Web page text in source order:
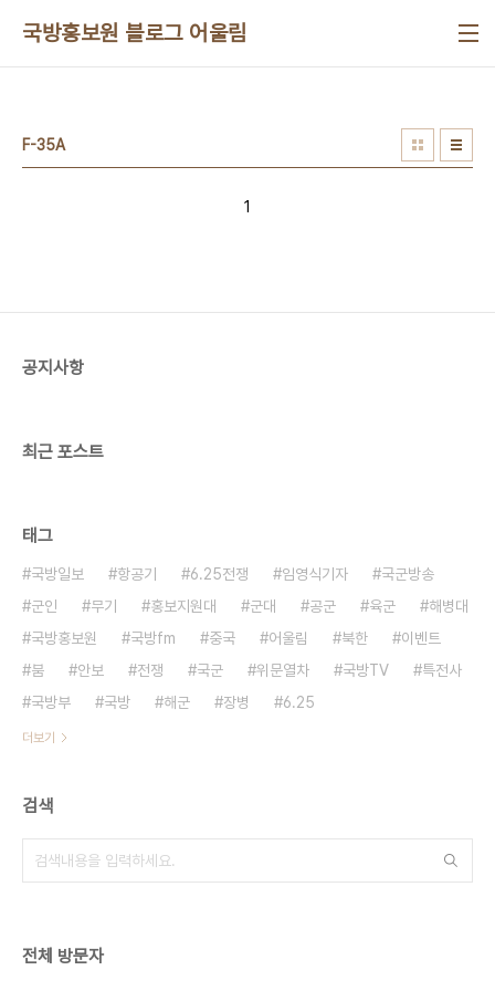
국방홍보원 블로그 어울림
F-35A
1
공지사항
최근 포스트
태그
국방일보 항공기 6.25전쟁 임영식기자
국군방송
군인
무기 홍보지원대 군대 공군 육군
해병대
국방홍보원
국방fm 중국 어울림 북한
이벤트
붐
안보 전쟁 국군 위문열차 국방TV
특전사
국방부
국방 해군 장병 6.25
더보기
검색
전체 방문자